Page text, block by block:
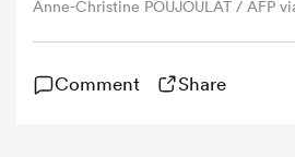
Anne-Christine POUJOULAT / AFP
Comment Share